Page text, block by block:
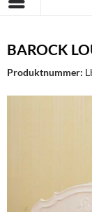
BAROCK
Produktnummer: